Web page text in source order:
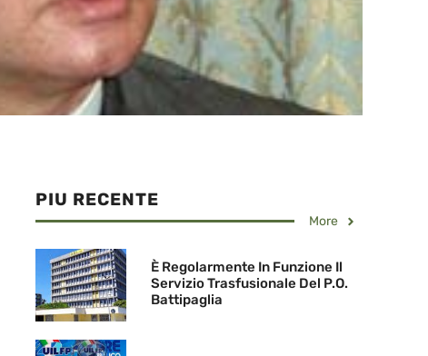
PIU RECENTE
More
È Regolarmente In Funzione Il
Servizio Trasfusionale Del P.O.
Battipaglia